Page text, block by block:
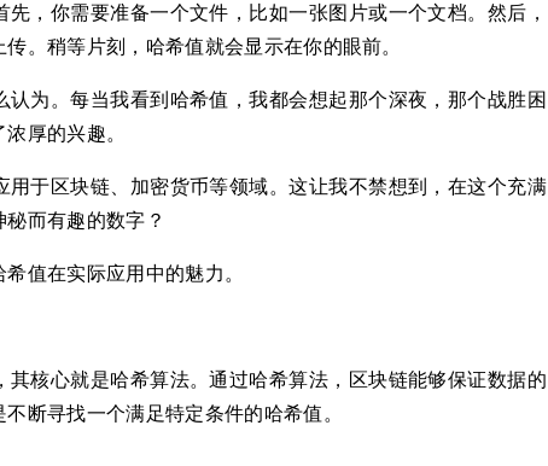
，你需要准备一个文件，比如一张图片或一个文档。然后，
。稍等片刻，哈希值就会显示在你的眼前。
为。每当我看到哈希值，我都会想起那个深夜，那个战胜困
厚的兴趣。
于区块链、加密货币等领域。这让我不禁想到，在这个充满
而有趣的数字？
值在实际应用中的魅力。
核心就是哈希算法。通过哈希算法，区块链能够保证数据的
断寻找一个满足特定条件的哈希值。